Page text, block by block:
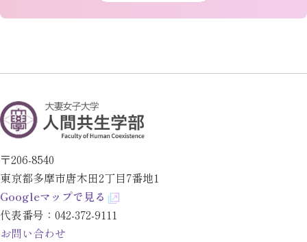
続意向との関連，厚生の指標,64（6），35-
43.
原野かおりほか（2017）認知症のない高齢
者の排泄自立と関連する遂行機能の予備的
Research研究会,6（2），31-40.
原野かおりほか（2021）後期高齢者の遂行
機能低下と下部尿路症状との関連に関する
ターの位置づけおよび養成プログラムに関
飛田和樹（2025）「民生委員の委嘱に至る
容：近接性・同質性・互恵性の視点から」
『中部社会福祉学研究』16．
ける介護福祉士の専門性に関する研究：特
別養護老人ホームの介護福祉士へのインタ
ビュー調査から」『介護福祉士』30．
〒206-8540
東京都多摩市唐木田2丁目7番地1
Googleマップで見る
代表番号： 042-372-9111
お問い合わせ